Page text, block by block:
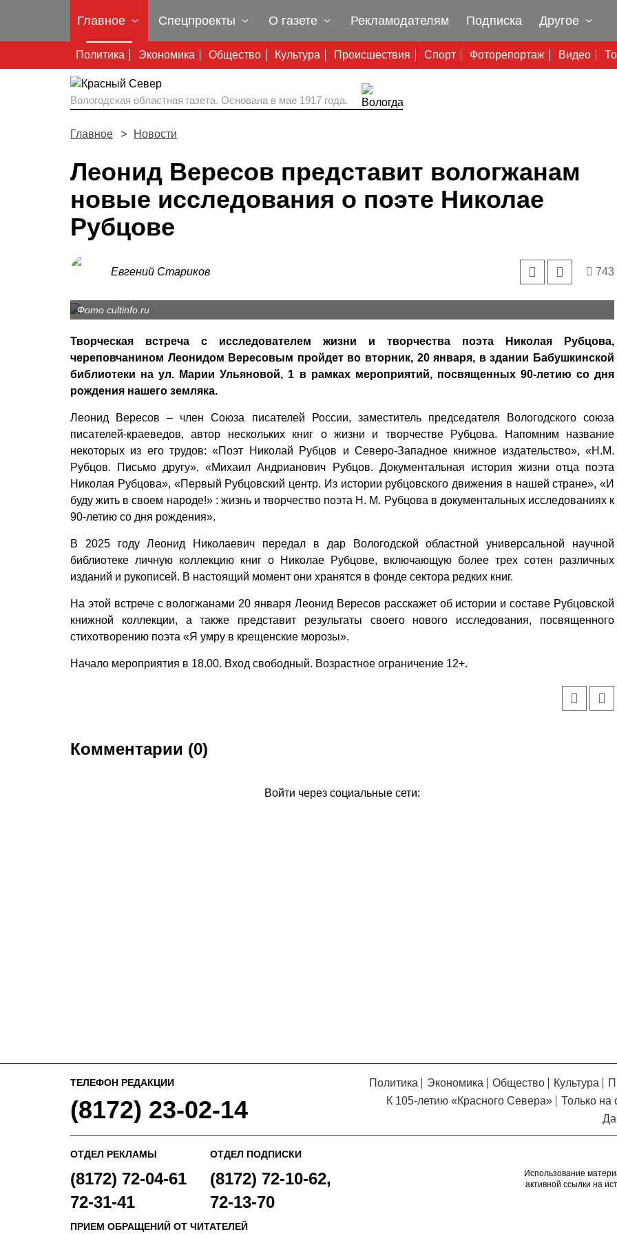
Главное
Политика Экономика Общество Культура Происшествия Спорт Фоторепортаж Видео
Спецпроекты О газете Рекламодателям Подписка Другое
Вологодская областная газета. Основана в мае 1917 года.
Главное Новости
Леонид Вересов представит вологжанам
новые исследования о поэте Николае
Рубцове
Евгений Стариков 743
Фото cultinfo.ru
Творческая встреча с исследователем жизни и творчества поэта Николая Рубцова,
череповчанином Леонидом Вересовым пройдет во вторник, 20 января, в здании Бабушкинской
библиотеки на ул. Марии Ульяновой, 1 в рамках мероприятий, посвященных 90-летию со дня
рождения нашего земляка.
Леонид Вересов – член Союза писателей России, заместитель председателя Вологодского союза
писателей-краеведов, автор нескольких книг о жизни и творчестве Рубцова. Напомним название
некоторых из его трудов: «Поэт Николай Рубцов и Северо-Западное книжное издательство», «Н.М.
Рубцов. Письмо другу», «Михаил Андрианович Рубцов. Документальная история жизни отца поэта
Николая Рубцова», «Первый Рубцовский центр. Из истории рубцовского движения в нашей стране», «И
буду жить в своем народе!» : жизнь и творчество поэта Н. М. Рубцова в документальных исследованиях к
90-летию со дня рождения».
В 2025 году Леонид Николаевич передал в дар Вологодской областной универсальной научной
библиотеке личную коллекцию книг о Николае Рубцове, включающую более трех сотен различных
изданий и рукописей. В настоящий момент они хранятся в фонде сектора редких книг.
На этой встрече с вологжанами 20 января Леонид Вересов расскажет об истории и составе Рубцовской
книжной коллекции, а также представит результаты своего нового исследования, посвященного
стихотворению поэта «Я умру в крещенские морозы».
Начало мероприятия в 18.00. Вход свободный. Возрастное ограничение 12+.
Комментарии (0)
Войти через социальные сети:
ТЕЛЕФОН РЕДАКЦИИ
(8172) 23-02-14
Политика Экономика Общество Культура
К 105-летию «Красного Севера»
Только на
ОТДЕЛ РЕКЛАМЫ
(8172) 72-04-61
72-31-41
ОТДЕЛ ПОДПИСКИ
(8172) 72-10-62,
72-13-70
ПРИЕМ ОБРАЩЕНИЙ ОТ ЧИТАТЕЛЕЙ
Использование
активной ссылки на